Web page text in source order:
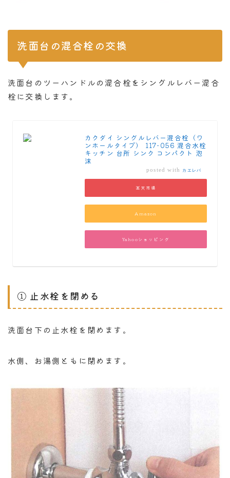
洗面台の混合栓の交換
洗面台のツーハンドルの混合栓をシングルレバー混合
栓に交換します。
カクダイ シングルレバー混合栓（ワ
ンホールタイプ） 117-056 混合水栓
キッチン 台所 シンク コンパクト 泡
沫
posted with カエレバ
楽天市場
Amazon
Yahooショッピング
① 止水栓を閉める
洗面台下の止水栓を閉めます。
水側、お湯側ともに閉めます。